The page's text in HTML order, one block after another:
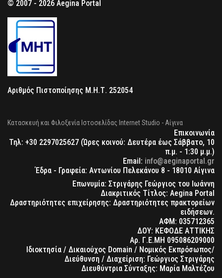
© 2007 - 2026 Aegina Portal
Αριθμός Πιστοποίησης Μ.Η.Τ. 252054
Κατασκευή και Φιλοξενία Ιστοσελίδας Internet Studio - Αίγινα
Επικοινωνία
Τηλ: +30 2297025627 (Ώρες κοινού: Δευτέρα έως Σάββατο, 10
π.μ. - 1:30 μ.μ.)
Email: info@aeginaportal.gr
Έδρα - Γραφεία: Αντωνίου Πελεκάνου 8 - 18010 Αίγινα
Επωνυμία: Στριγάρης Γεώργιος του Ιωάννη
Διακριτικός Τίτλος: Aegina Portal
Δραστηριότητες επιχείρησης: Δραστηριότητες πρακτορείων
ειδήσεων.
ΑΦΜ: 035712365
ΔΟΥ: ΚΕΦΟΔΕ ΑΤΤΙΚΗΣ
Αρ. Γ.Ε.ΜΗ 095086209000
Ιδιοκτησία / Δικαιούχος Domain / Νομικός Εκπρόσωπος/
Διεύθυνση / Διαχείριση: Γεώργιος Στριγάρης
Διευθύντρια Σύνταξης: Μαρία Μαλτέζου